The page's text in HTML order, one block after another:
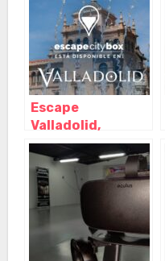
Castilla y León
Escape
Valladolid,
Valladolid –
Castilla y León